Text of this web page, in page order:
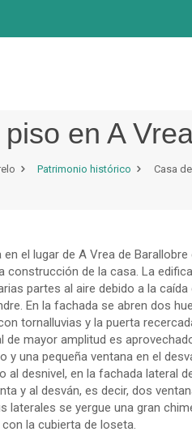
en A
Patrimonio histórico Casa
el lugar de A Vrea de
construcción de la casa. La
partes al aire debido a la
En la fachada se abren dos
tornalluvias y la puerta
de mayor amplitud es
y una pequeña ventana en el
al desnivel, en la fachada lateral
y al desván, es decir, dos
laterales se yergue una gran
la cubierta de loseta.